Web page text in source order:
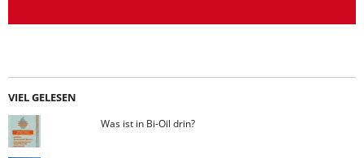
VIEL GELESEN
Was ist in Bi-Oil drin?